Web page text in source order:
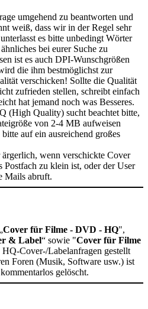
umgehend zu beantworten und
weiß, dass wir in der Regel sehr
es bitte unbedingt Wörter
bei eurer Suche zu
ist es auch DPI-Wunschgrößen
die ihm bestmöglichst zur
verschicken! Sollte die Qualität
zufrieden stellen, schreibt einfach
hat jemand noch was Besseres.
(High Quality) sucht beachtet bitte,
von 2-4 MB aufweisen
auf ein ausreichend großes
ärgerlich, wenn verschickte Cover
Postfach zu klein ist, oder der User
Mails abruft.
Cover für Filme - DVD - HQ",
& Label“ sowie "Cover für Filme
Cover-/Labelanfragen gestellt
Foren (Musik, Software usw.) ist
gelöscht.